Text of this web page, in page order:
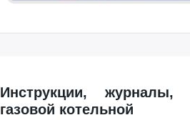
Инструкции,
газовой котельной